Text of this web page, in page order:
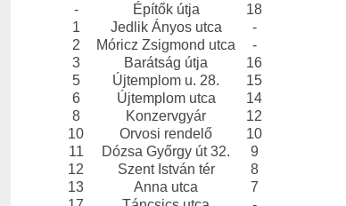
-
Építők útja
18
1
Jedlik Ányos utca
-
2
Móricz Zsigmond utca
-
3
Barátság útja
16
5
Újtemplom u. 28.
15
6
Újtemplom utca
14
8
Konzervgyár
12
10
Orvosi rendelő
10
11
Dózsa Győrgy út 32.
9
12
Szent István tér
8
13
Anna utca
7